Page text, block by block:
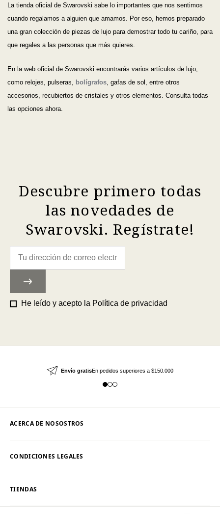
La tienda oficial de Swarovski sabe lo importantes que nos sentimos
cuando regalamos a alguien que amamos. Por eso, hemos preparado
una gran colección de piezas de lujo para demostrar todo tu cariño, para
que regales a las personas que más quieres.
En la web oficial de Swarovski encontrarás varios artículos de lujo,
como relojes, pulseras,
bolígrafos , gafas de sol, entre otros
accesorios, recubiertos de cristales y otros elementos. Consulta todas
las opciones ahora.
Descubre primero todas
las novedades de
Swarovski. Regístrate!
He leído y acepto la Política de privacidad
Envío gratisEn pedidos superiores a $150.000
ACERCA DE NOSOSTROS
CONDICIONES LEGALES
TIENDAS